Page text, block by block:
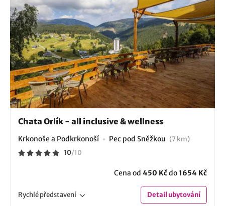
Chata Orlík - all inclusive & wellness
Krkonoše a Podkrkonoší Pec pod Sněžkou (7 km)
10/10
Cena od 450 Kčdo1654 Kč
Rychlépředstavení Detailubytování